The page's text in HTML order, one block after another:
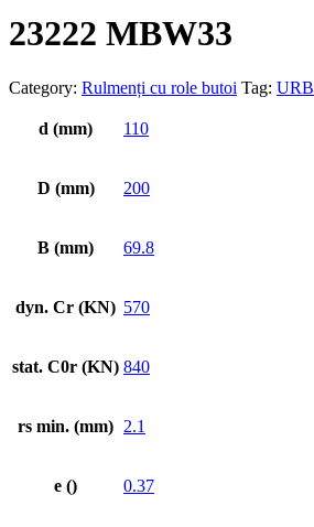
23222 MBW33
Category: Rulmenți cu role butoi Tag: URB
d (mm) 110
D (mm) 200
B (mm) 69.8
dyn. Cr (KN) 570
stat. C0r (KN) 840
rs min. (mm) 2.1
e () 0.37